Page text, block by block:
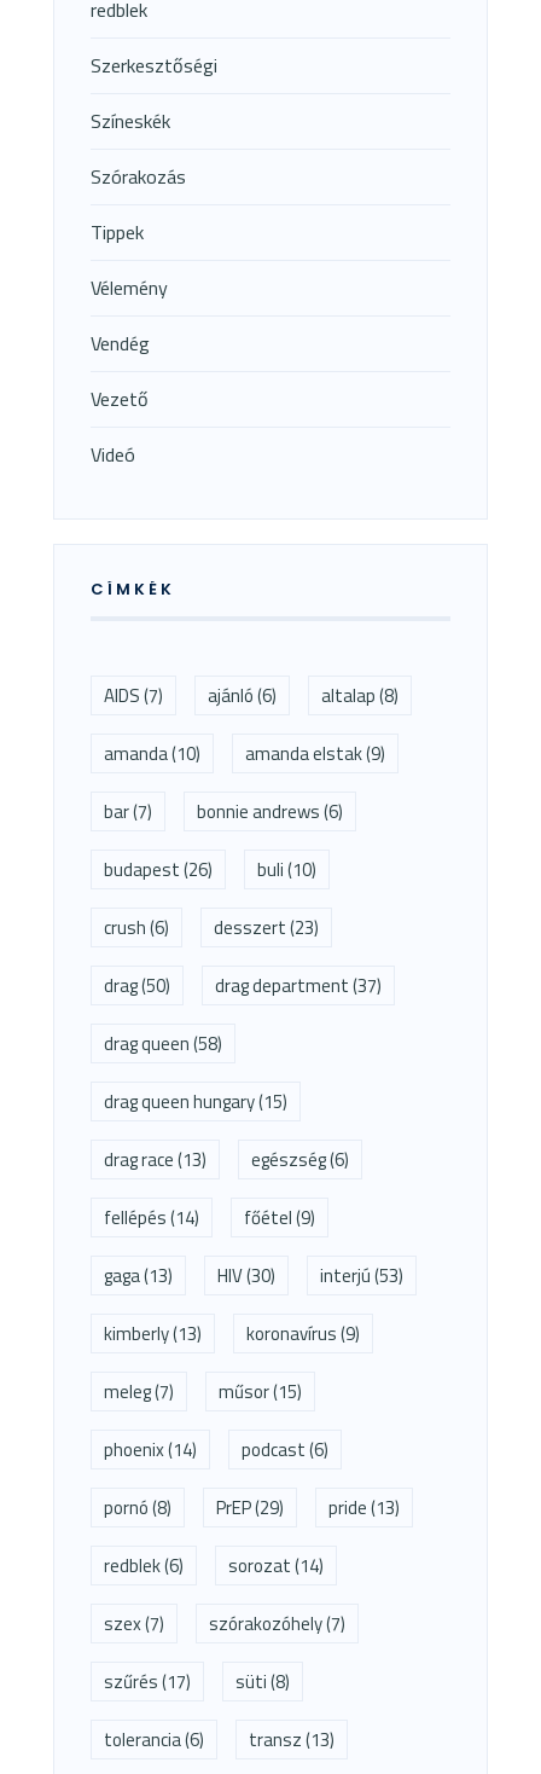
redblek
Szerkesztőségi
Színeskék
Szórakozás
Tippek
Vélemény
Vendég
Vezető
Videó
CÍMKÉK
AIDS(7) ajánló(6) altalap(8)
amanda(10) amanda elstak(9)
bar(7) bonnie andrews(6)
budapest(26) buli(10)
crush(6) desszert(23)
drag(50) drag department(37)
drag queen(58)
drag queen hungary(15)
drag race(13) egészség(6)
fellépés(14) főétel(9)
gaga(13) HIV(30) interjú(53)
kimberly(13) koronavírus(9)
meleg(7) műsor(15)
phoenix(14) podcast(6)
pornó(8) PrEP(29) pride(13)
redblek(6) sorozat(14)
szex(7) szórakozóhely(7)
szűrés(17) süti(8)
tolerancia(6) transz(13)